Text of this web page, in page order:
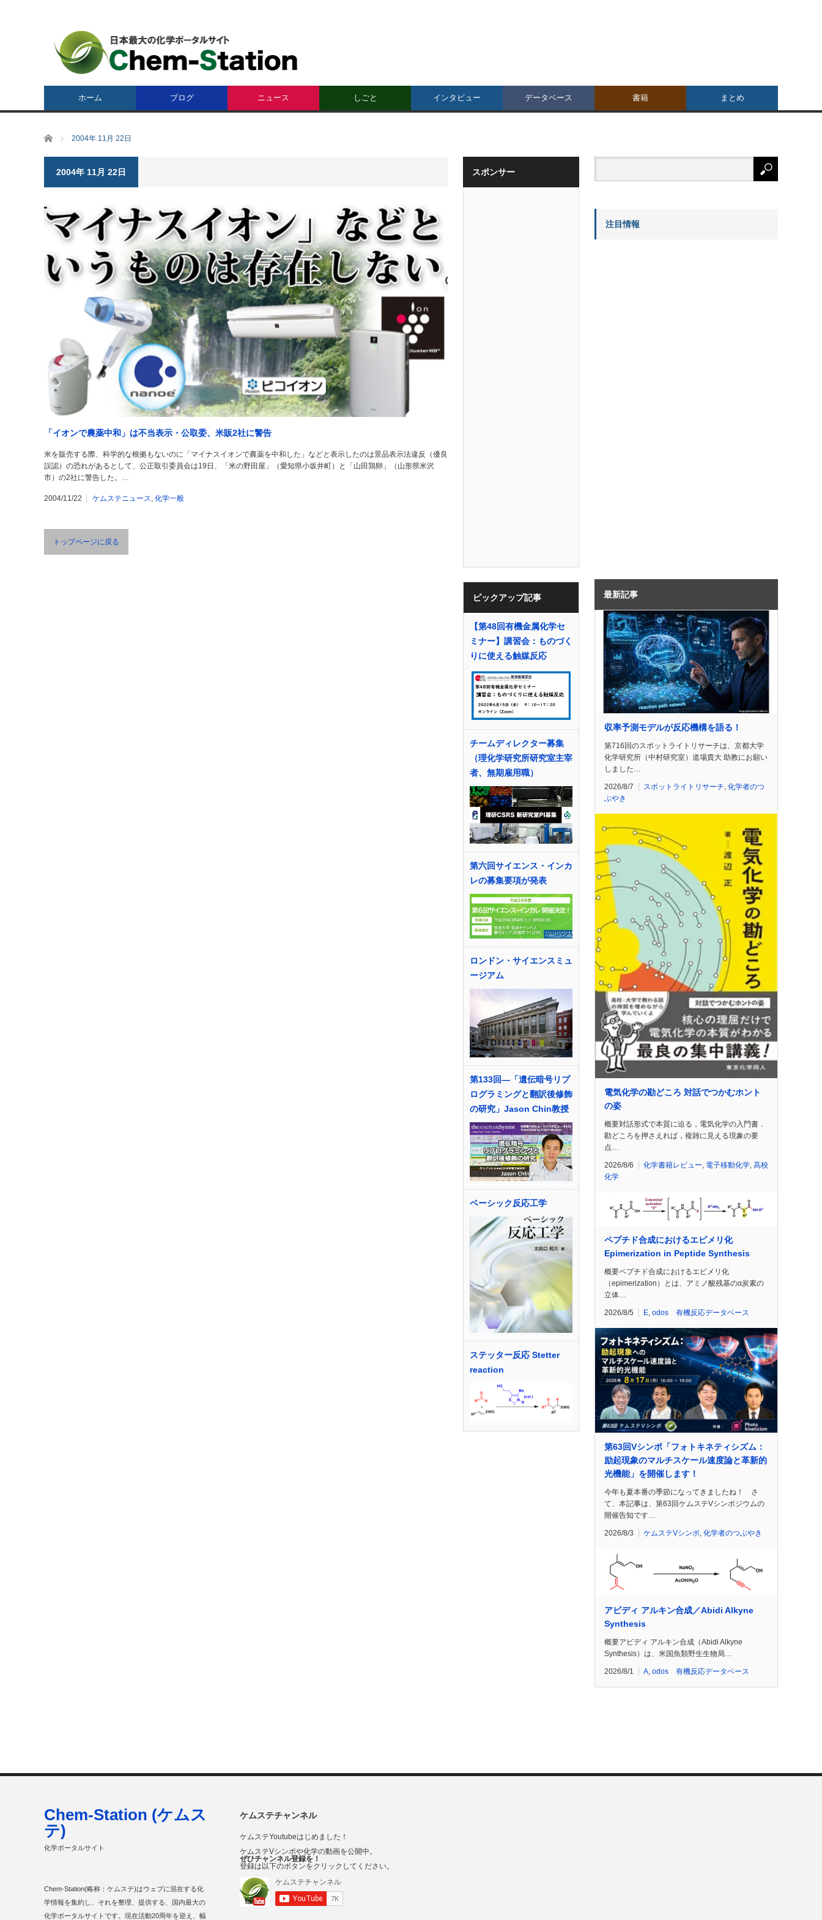
ホーム ブログ ニュース しごと インタビュー データベース 書籍 まとめ
ホーム 2004年 11月 22日
2004年 11月 22日
「イオンで農薬中和」は不当表示・公取委、米販2社に警告
米を販売する際、科学的な根拠もないのに「マイナスイオンで農薬を中和した」などと表示したのは景品表示法違反（優良
誤認）の恐れがあるとして、公正取引委員会は19日、「米の野田屋」（愛知県小坂井町）と「山田鶏卵」（山形県米沢
市）の2社に警告した。…
2004/11/22 ケムステニュース, 化学一般
トップページに戻る
スポンサー
ピックアップ記事
【第48回有機金属化学セ
ミナー】講習会：ものづく
りに使える触媒反応
チームディレクター募集
（理化学研究所研究室主宰
者、無期雇用職）
第六回サイエンス・インカ
レの募集要項が発表
ロンドン・サイエンスミュ
ージアム
第133回―「遺伝暗号リプ
ログラミングと翻訳後修飾
の研究」Jason Chin教授
ベーシック反応工学
ステッター反応 Stetter
reaction
注目情報
最新記事
収率予測モデルが反応機構を語る！
第716回のスポットライトリサーチは、京都大学
化学研究所（中村研究室）道場貴大 助教にお願い
しました…
2026/8/7 スポットライトリサーチ 化学者のつ
ぶやき
電気化学の勘どころ 対話でつかむホント
の姿
概要対話形式で本質に迫る，電気化学の入門書．
勘どころを押さえれば，複雑に見える現象の要
点…
2026/8/6 化学書籍レビュー 電子移動化学 高校
化学
ペプチド合成におけるエピメリ化
Epimerization in Peptide Synthesis
概要ペプチド合成におけるエピメリ化
（epimerization）とは、アミノ酸残基のα炭素の
立体…
2026/8/5 E odos 有機反応データベース
第63回Vシンポ「フォトキネティシズム：
励起現象のマルチスケール速度論と革新的
光機能」を開催します！
今年も夏本番の季節になってきましたね！ さ
て、本記事は、第63回ケムステVシンポジウムの
開催告知です…
2026/8/3 ケムステVシンポ, 化学者のつぶやき
アビディ アルキン合成／Abidi Alkyne
Synthesis
概要アビディ アルキン合成（Abidi Alkyne
Synthesis）は、米国魚類野生生物局…
2026/8/1 A, odos 有機反応データベース
ケムステチャンネル
ケムステYoutubeはじめました！
ケムステVシンポや化学の動画を公開中。
ぜひチャンネル登録を！
登録は以下のボタンをクリックしてください。
Chem-Station (ケムス
テ)
化学ポータルサイト
Chem-Station(略称：ケムステ)はウェブに混在する化
学情報を集約し、それを整理、提供する、国内最大の
化学ポータルサイトです。現在活動20周年を迎え、幅